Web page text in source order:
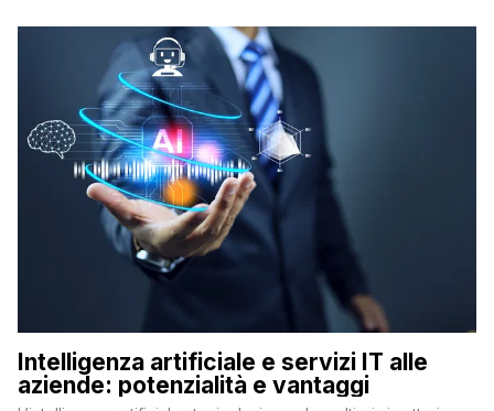
Intelligenza artificiale e servizi IT alle
aziende: potenzialità e vantaggi